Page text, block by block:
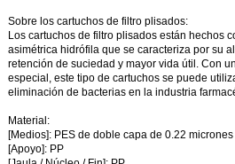
Sobre los cartuchos de filtro plisados:
Los cartuchos de filtro plisados están hechos
asimétrica hidrófila que se caracteriza por su
retención de suciedad y mayor vida útil. Con
especial, este tipo de cartuchos se puede
eliminación de bacterias en la industria
Material:
[Medios]: PES de doble capa de 0.22
[Apoyo]: PP